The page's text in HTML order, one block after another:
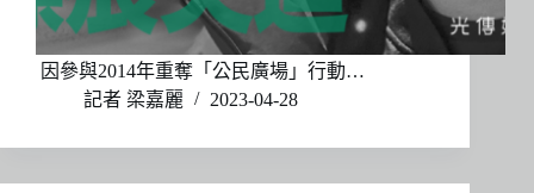
因參與2014年重奪「公民廣場」行動…
記者 梁嘉麗
2023-04-28